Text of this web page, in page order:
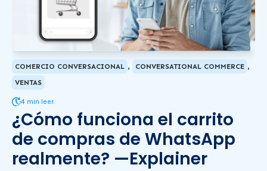
COMERCIO CONVERSACIONAL , CONVERSATIONAL COMMERCE ,
VENTAS
4 min leer.
¿Cómo funciona el carrito
de compras de WhatsApp
realmente? —Explainer